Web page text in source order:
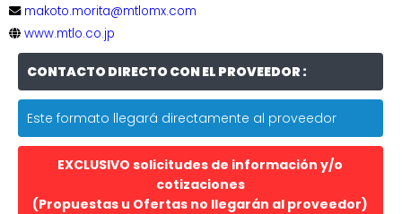
makoto.morita@mtlomx.com
www.mtlo.co.jp
CONTACTO DIRECTO CON EL PROVEEDOR :
Este formato llegará directamente al proveedor
EXCLUSIVO solicitudes de información y/o
cotizaciones
(Propuestas u Ofertas no llegarán al proveedor)